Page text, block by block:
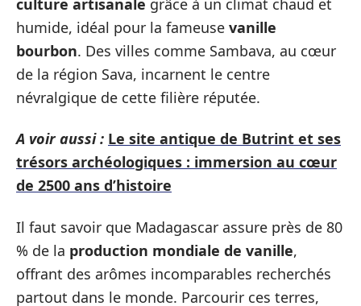
humide, idéal pour la fameuse vanille
bourbon. Des villes comme Sambava, au cœur
de la région Sava, incarnent le centre
névralgique de cette filière réputée.
A voir aussi : Le site antique de Butrint et ses
trésors archéologiques : immersion au cœur
de 2500 ans d’histoire
Il faut savoir que Madagascar assure près de 80
% de la production mondiale de vanille,
offrant des arômes incomparables recherchés
partout dans le monde. Parcourir ces terres,